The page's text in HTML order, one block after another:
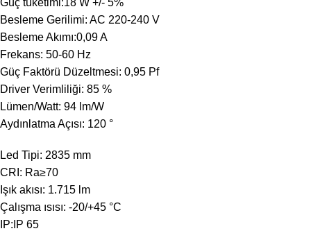
Besleme Gerilimi: AC 220-240 V
Besleme Akımı:0,09 A
Frekans: 50-60 Hz
Güç Faktörü Düzeltmesi: 0,95 Pf
Driver Verimliliği: 85 %
Lümen/Watt: 94 lm/W
Aydınlatma Açısı: 120 °
Led Tipi: 2835 mm
CRI: Ra≥70
Işık akısı: 1.715 lm
Çalışma ısısı: -20/+45 °C
IP:IP 65